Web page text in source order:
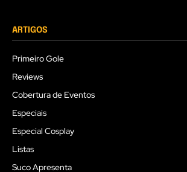
ARTIGOS
Primeiro Gole
Reviews
Cobertura de Eventos
Especiais
Especial Cosplay
Listas
Suco Apresenta